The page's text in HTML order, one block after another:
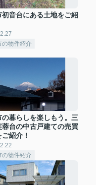
初音台にある土地をご紹
の物件紹介
の暮らしを楽しもう。三
蓉台の中古戸建ての売買
紹介！
の物件紹介